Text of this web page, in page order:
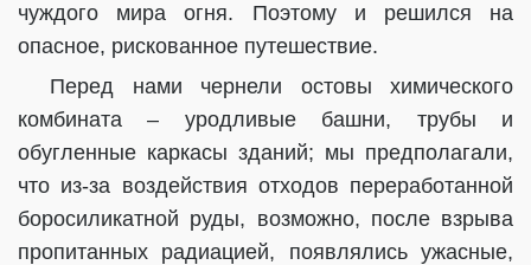
чуждого мира огня. Поэтому и решился на
опасное, рискованное путешествие.
Перед нами чернели остовы химического
комбината – уродливые башни, трубы и
обугленные каркасы зданий; мы предполагали,
что из-за воздействия отходов переработанной
боросиликатной руды, возможно, после взрыва
пропитанных радиацией, появлялись ужасные,